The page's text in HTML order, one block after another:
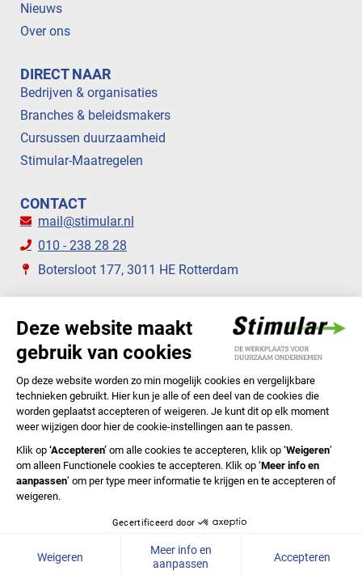
Nieuws
Over ons
DIRECT NAAR
Bedrijven & organisaties
Branches & beleidsmakers
Cursussen duurzaamheid
Stimular-Maatregelen
CONTACT
mail@stimular.nl
010 - 238 28 28
Botersloot 177, 3011 HE Rotterdam
STIMULAR NIEUWSBRIEVEN
ABONNEER NU
Privacyverklaring Cookiebeleid Colofon Disclaimer
In English
© 2020 Stichting Stimular